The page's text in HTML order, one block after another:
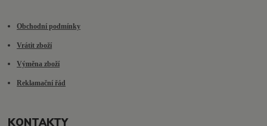
Obchodní podmínky
Vrátit zboží
Výměna zboží
Reklamační řád
KONTAKTY